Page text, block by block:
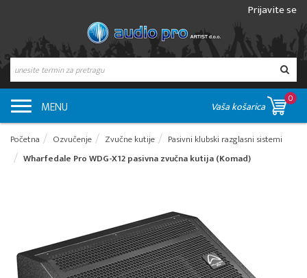
Prijavite se
MENU Vaša košarica
0
Početna Ozvučenje Zvučne kutije
Pasivni klubski razglasni sistemi
Wharfedale Pro WDG-X12 pasivna zvučna kutija (Komad)